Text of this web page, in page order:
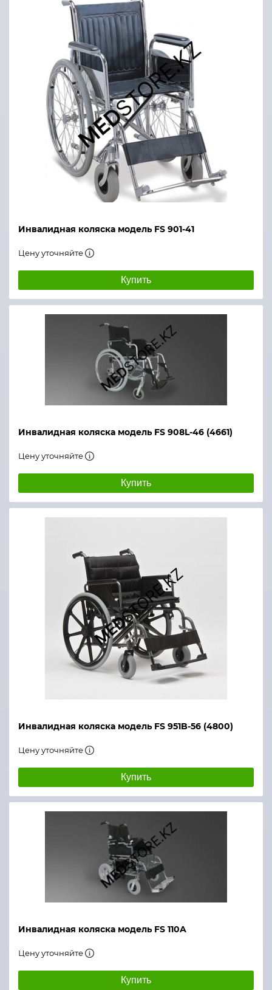
Инвалидная коляска модель FS 901-41
Цену уточняйте
Купить
Инвалидная коляска модель FS 908L-46 (4661)
Цену уточняйте
Купить
Инвалидная коляска модель FS 951B-56 (4800)
Цену уточняйте
Купить
Инвалидная коляска модель FS 110A
Цену уточняйте
Купить